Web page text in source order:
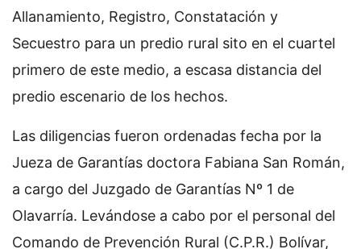
Allanamiento, Registro, Constatación y
Secuestro para un predio rural sito en el cuartel
primero de este medio, a escasa distancia del
predio escenario de los hechos.
Las diligencias fueron ordenadas fecha por la
Jueza de Garantías doctora Fabiana San Román,
a cargo del Juzgado de Garantías Nº 1 de
Olavarría. Levándose a cabo por el personal del
Comando de Prevención Rural (C.P.R.) Bolívar,